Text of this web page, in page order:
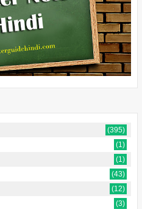
(395)
(1)
(1)
(43)
(12)
(3)